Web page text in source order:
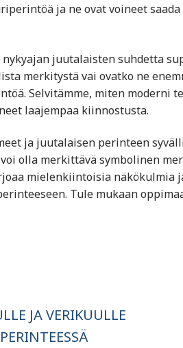
ja ne ovat voineet
juutalaisten suhdetta
merkitystä vai ovatko ne
Selvitämme, miten moderni
laajempaa kiinnostusta.
ja juutalaisen perinteen
olla merkittävä symbolinen
mielenkiintoisia näkökulmia
Tule mukaan
JA VERIKUULLE